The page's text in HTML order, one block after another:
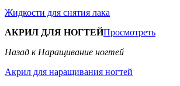
Жидкости для снятия лака
АКРИЛ ДЛЯ НОГТЕЙПросмотреть
Назад к Наращивание ногтей
Акрил для наращивания ногтей